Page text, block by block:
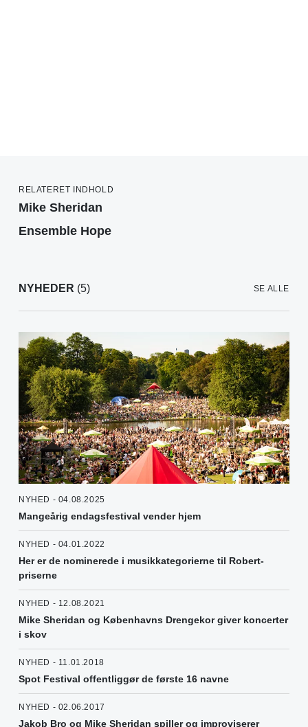
RELATERET INDHOLD
Mike Sheridan
Ensemble Hope
NYHEDER (5) SE ALLE
NYHED - 04.08.2025
Mangeårig endagsfestival vender hjem
NYHED - 04.01.2022
Her er de nominerede i musikkategorierne til Robert-
priserne
NYHED - 12.08.2021
Mike Sheridan og Københavns Drengekor giver koncerter
i skov
NYHED - 11.01.2018
Spot Festival offentliggør de første 16 navne
NYHED - 02.06.2017
Jakob Bro og Mike Sheridan spiller og improviserer